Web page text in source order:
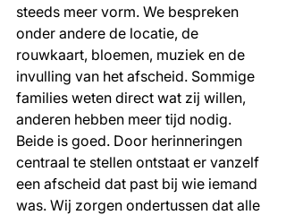
steeds meer vorm. We bespreken
onder andere de locatie, de
rouwkaart, bloemen, muziek en de
invulling van het afscheid. Sommige
families weten direct wat zij willen,
anderen hebben meer tijd nodig.
Beide is goed. Door herinneringen
centraal te stellen ontstaat er vanzelf
een afscheid dat past bij wie iemand
was. Wij zorgen ondertussen dat alle